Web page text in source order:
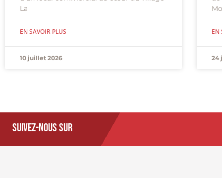
La
EN SAVOIR PLUS
10 juillet 2026
EN
24
Suivez-nous sur